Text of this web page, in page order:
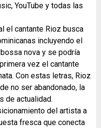
YouTube y todas las
el cantante Rioz busca
incluyendo el
nova y se podría
vez el cantante
Con estas letras, Rioz
no ser abandonado, la
de actualidad.
del artista a
fresca que conecta